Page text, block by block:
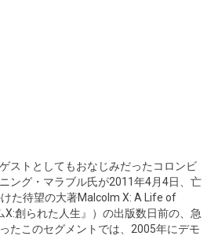
ストとしてもおなじみだったコロンビ
ング・マラブル氏が2011年4月4日、亡
た待望の大著Malcolm X: A Life of
X:創られた人生』）の出版数日前の、急
たこのセグメントでは、2005年にデモ